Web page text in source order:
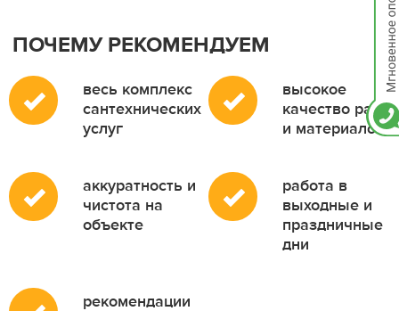
ПОЧЕМУ РЕКОМЕНДУЕМ
весь комплекс
сантехнических
услуг
высокое
качество работ
и материалов
аккуратность и
чистота на
объекте
работа в
выходные и
праздничные
дни
рекомендации